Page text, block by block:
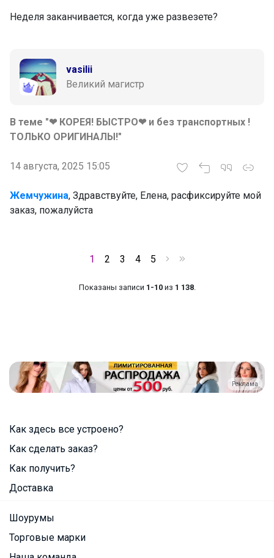
Неделя заканчивается, когда уже развезете?
vasilii
Великий магистр
В теме "❤ КОРЕЯ! БЫСТРО❤ и без транспортных !
ТОЛЬКО ОРИГИНАЛЫ!"
14 августа, 2025 15:05
Жемчужина, Здравствуйте, Елена, расфиксируйте мой
заказ, пожалуйста
1 2 3 4 5
Показаны записи 1-10из 1 138.
Реклама
Как здесь все устроено?
Как сделать заказ?
Как получить?
Доставка
Шоурумы
Торговые марки